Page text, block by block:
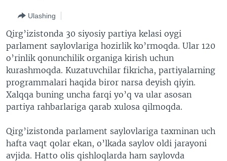
AMERIKA MANZARALARI
XALQARO HAYOT
VASHINGTON CHOYXONASI
MOBIL-SALOM!
VIDEO
XABARLAR SURATLARDA
IJTIMOIY TARMOQLAR
FACEBOOK
YOUTUBE
INSTAGRAM
ODNOKLASSNIKI
TELEGRAM
TWITTER
SOUNDCLOUD
INGLIZ TILI DARSLARI
EDITORIAL
Learning English
VOA
Ulashing
Qirg’izistonda 30 siyosiy partiya kelasi oygi
parlament saylovlariga hozirlik ko’rmoqda. Ular 120
o’rinlik qonunchilik organiga kirish uchun
kurashmoqda. Kuzatuvchilar fikricha, partiyalarning
programmalari haqida biror narsa deyish qiyin.
Xalqqa buning uncha farqi yo’q va ular asosan
partiya rahbarlariga qarab xulosa qilmoqda.
Qirg’izistonda parlament saylovlariga taxminan uch
hafta vaqt qolar ekan, o’lkada saylov oldi jarayoni
avjida. Hatto olis qishloqlarda ham saylovda